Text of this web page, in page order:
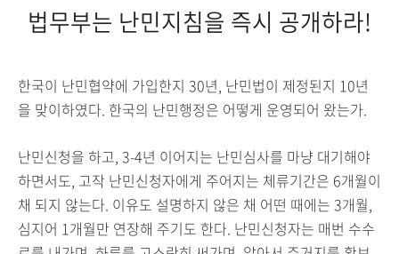
법무부는 난민지침을 즉시 공개하라!
한국이 난민협약에 가입한지 30년, 난민법이 제정된지 10년
을 맞이하였다. 한국의 난민행정은 어떻게 운영되어 왔는가.
난민신청을 하고, 3-4년 이어지는 난민심사를 마냥 대기해야
하면서도, 고작 난민신청자에게 주어지는 체류기간은 6개월이
채 되지 않는다. 이유도 설명하지 않은 채 어떤 때에는 3개월,
심지어 1개월만 연장해 주기도 한다. 난민신청자는 매번 수수